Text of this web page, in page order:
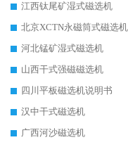
江西钛尾矿湿式磁选机
河北锰矿湿式磁选机
山西干式强磁磁选机
四川平板磁选机说明书
汉中干式磁选机
广西河沙磁选机